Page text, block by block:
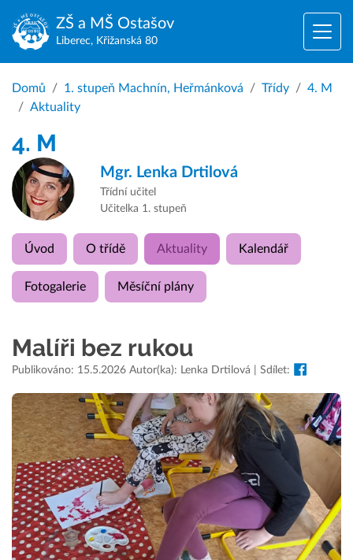
ZŠ a MŠ Ostašov
Liberec, Křižanská 80
Domů 1. stupeň Machnín, Heřmánková Třídy
4. M
Aktuality
4. M
Mgr. Lenka Drtilová
Třídní učitel
Učitelka 1. stupeň
Úvod O třídě Aktuality Kalendář
Fotogalerie Měsíční plány
Malíři bez rukou
Publikováno: 15.5.2026 Autor(ka): Lenka Drtilová | Sdílet: